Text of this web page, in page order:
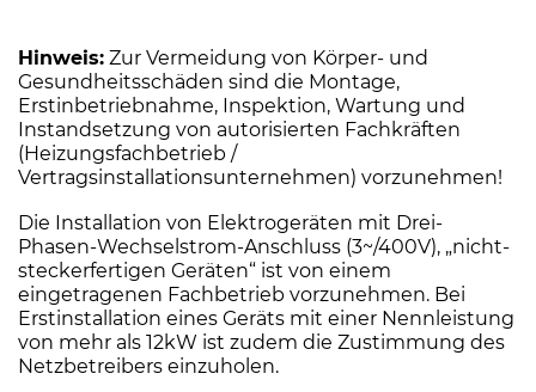
Hinweis: Zur Vermeidung von Körper- und
Gesundheitsschäden sind die Montage,
Erstinbetriebnahme, Inspektion, Wartung und
Instandsetzung von autorisierten Fachkräften
(Heizungsfachbetrieb /
Vertragsinstallationsunternehmen) vorzunehmen!
Die Installation von Elektrogeräten mit Drei-
Phasen-Wechselstrom-Anschluss (3~/400V), „nicht-
steckerfertigen Geräten“ ist von einem
eingetragenen Fachbetrieb vorzunehmen. Bei
Erstinstallation eines Geräts mit einer Nennleistung
von mehr als 12kW ist zudem die Zustimmung des
Netzbetreibers einzuholen.